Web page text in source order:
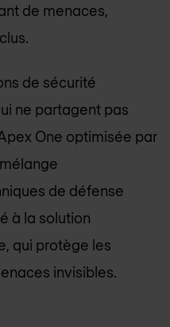
de menaces,
de sécurité
ne partagent pas
One optimisée par
de défense
à la solution
qui protège les
invisibles.